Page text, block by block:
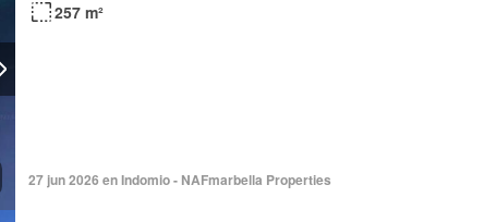
257 m²
27 jun 2026 en Indomio - NAFmarbella Properties